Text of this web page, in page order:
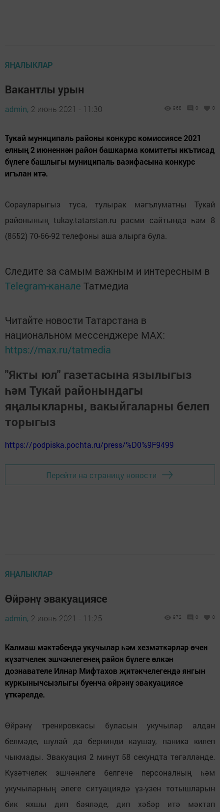
ЯҢАЛЫКЛАР
Вакантлы урын
admin, 2 июнь 2021 - 11:30 968 0 0
Тукай муниципаль районы конкурс комиссиясе 2021
елның 2 июненнән район башкарма комитеты икътисад
бүлеге башлыгы муниципаль вазифасына конкурс
игълан итә.
Сорауларыгыз туса, тулырак мәгълүматны Тукай
районының tukay.tatarstan.ru рәсми сайтында һәм 8
(8552) 70-66-92 телефоны аша алырга була.
Следите за самым важным и интересным в
Telegram-канале Татмедиа
Читайте новости Татарстана в
национальном мессенджере MАХ:
https://max.ru/tatmedia
"Якты юл" газетасына язылыгыз
һәм Тукай районындагы
яңалыкларны, вакыйгаларны белеп
торыгыз
https://podpiska.pochta.ru/press/%D0%9F9499
Перейти на страницу новости
ЯҢАЛЫКЛАР
Өйрәнү эвакуациясе
admin, 2 июнь 2021 - 11:25 972 0 0
Калмаш мәктәбендә укучылар һәм хезмәткәрләр өчен
күзәтчелек эшчәнлегенең район бүлеге өлкән
дознавателе Илнар Мифтахов җитәкчелегендә янгын
куркынычсызлыгы буенча өйрәнү эвакуациясе
үткәрелде.
Өйрәнү тренировкасы буласын укучылар алдан
белмәде, шулай да бернинди каушау, паника килеп
чыкмады. Эвакуация 2 минут 58 секундта төгәлләнде.
Күзәтчелек эшчәнлеге белгече персоналның һәм
укучыларның әлеге ситуациядә үз-үзен тотышларын
бик яхшы дип бәяләде, дип хәбәр итә мәктәп